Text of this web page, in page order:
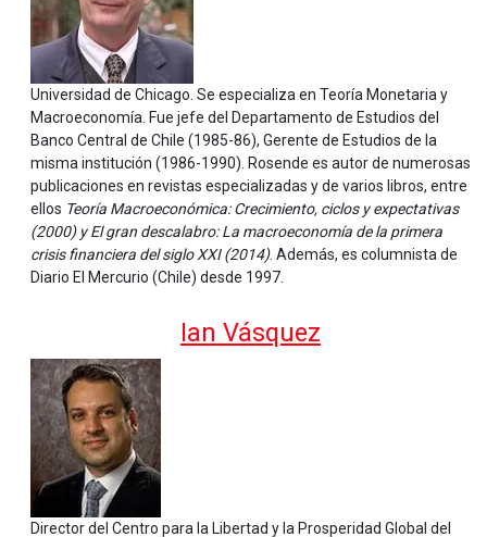
Universidad de Chicago. Se especializa en Teoría Monetaria y
Macroeconomía. Fue jefe del Departamento de Estudios del
Banco Central de Chile (1985-86), Gerente de Estudios de la
misma institución (1986-1990). Rosende es autor de numerosas
publicaciones en revistas especializadas y de varios libros, entre
ellos Teoría Macroeconómica: Crecimiento, ciclos y expectativas
(2000) y El gran descalabro: La macroeconomía de la primera
crisis financiera del siglo XXI (2014). Además, es columnista de
Diario El Mercurio (Chile) desde 1997.
Ian Vásquez
Director del Centro para la Libertad y la Prosperidad Global del